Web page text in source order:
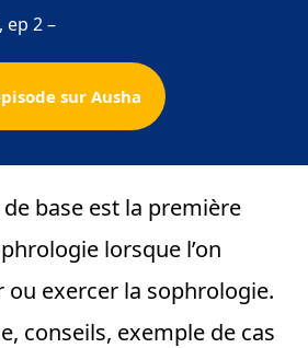
ep 2 –
sur Ausha
base est la première
lorsque l’on
exercer la sophrologie.
conseils, exemple de cas